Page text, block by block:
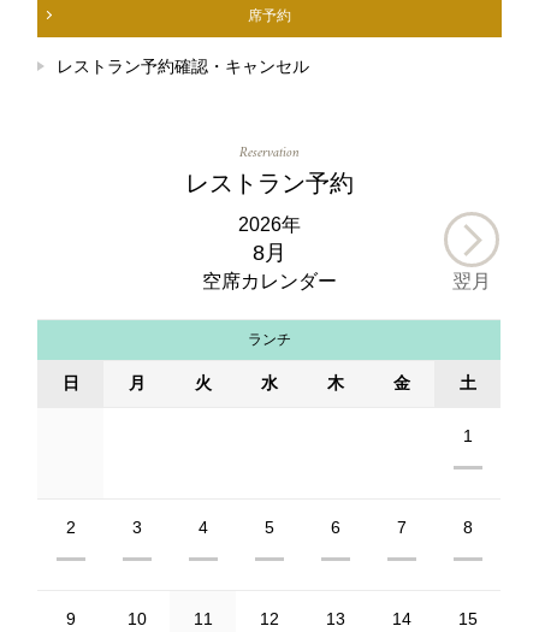
席予約
レストラン予約確認・キャンセル
Reservation
レストラン予約
2026年
8月
空席カレンダー 翌月
ランチ
日 月 火 水 木 金 土
1
2 3 4 5 6 7 8
9 10 11 12 13 14 15